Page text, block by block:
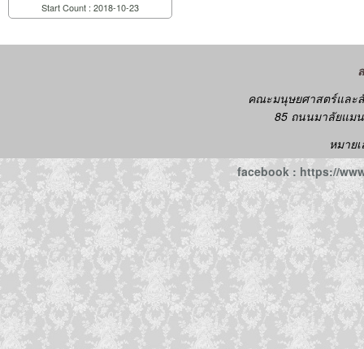
Start Count : 2018-10-23
คณะมนุษยศาสตร์และ
85 ถนนมาลัยแมน
หมาย
facebook : https://